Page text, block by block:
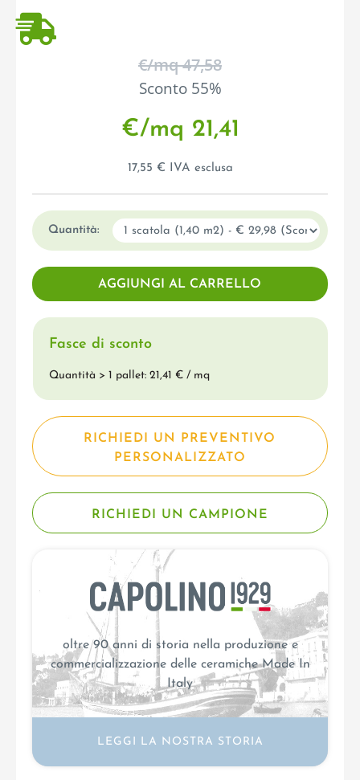
€/mq 47,58
Sconto 55%
€/mq 21,41
17,55 € IVA esclusa
Quantità:
Fasce di sconto
Quantità > 1 pallet: 21,41 € / mq
RICHIEDI UN PREVENTIVO
PERSONALIZZATO
RICHIEDI UN CAMPIONE
oltre 90 anni di storia nella produzione e
commercializzazione delle ceramiche Made In
Italy
LEGGI LA NOSTRA STORIA